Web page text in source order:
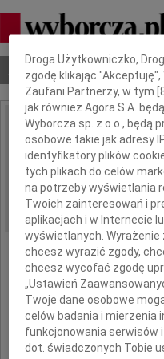
Nekrologi Odeszli
IMIĘ I NAZWISKO:
REGION: Gdańsk
DATA EMISJI: 26.01.2024
Dbamy o Twoją prywatność
Droga Użytkowniczko,
zgodę klikając
Zaufani Partnerzy, w tym [
jak również Agora S.A.
Wyborcza sp. z o.o., będą
osobowe takie jak adresy
identyfikatory plików
tych plikach do celów
na potrzeby wyświetlania
Twoich zainteresowań i
aplikacjach i w Internecie
wyświetlanych. Wyrażenie
chcesz wyrazić zgody,
chcesz wycofać zgodę
„Ustawień
Twoje dane osobowe
celów badania i
funkcjonowania serwisów
dot. świadczonych Tobie